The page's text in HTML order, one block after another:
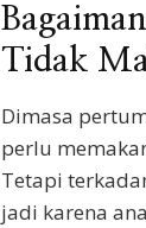
Tidak
Dimasa
perlu
Tetapi
jadi karena